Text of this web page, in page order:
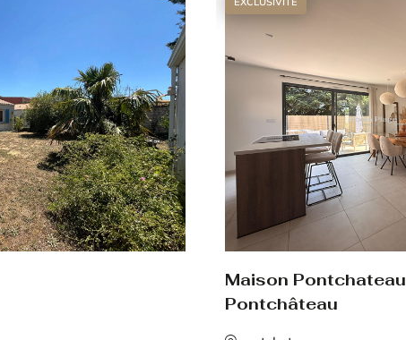
Maison Pontchateau
Pontchâteau